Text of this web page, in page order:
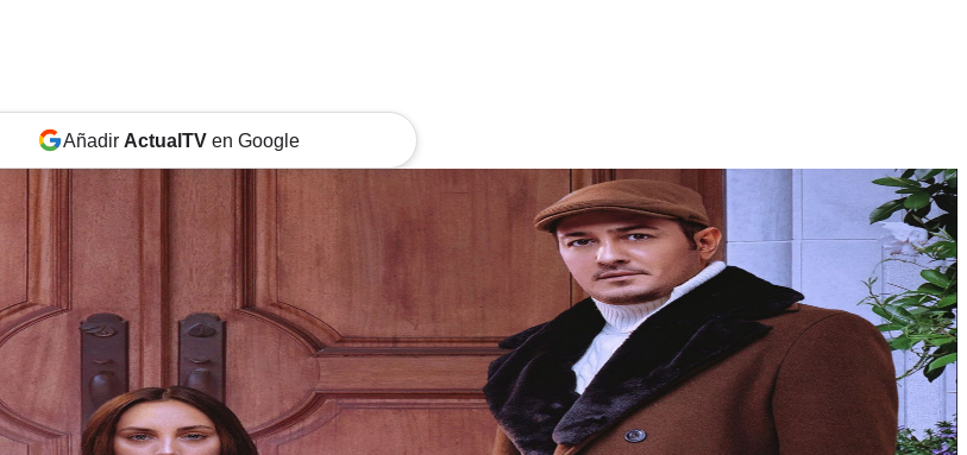
Añadir ActualTVen Google